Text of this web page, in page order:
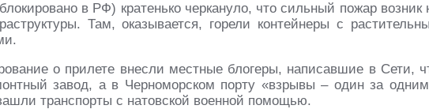
в РФ) кратенько черкануло, что сильный пожар возник
Там, оказывается, горели контейнеры с
о прилете внесли местные блогеры, написавшие в Сети,
завод, а в Черноморском порту «взрывы – один за
транспорты с натовской военной помощью.